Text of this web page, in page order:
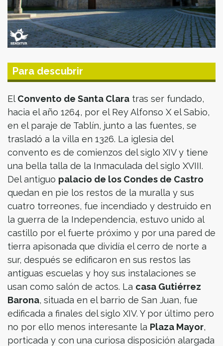
Para descubrir
El Convento de Santa Clara tras ser fundado,
hacia el año 1264, por el Rey Alfonso X el Sabio,
en el paraje de Tablín, junto a las fuentes, se
trasladó a la villa en 1326. La iglesia del
convento es de comienzos del siglo XIV y tiene
una bella talla de la Inmaculada del siglo XVIII.
Del antiguo palacio de los Condes de Castro
quedan en pie los restos de la muralla y sus
cuatro torreones, fue incendiado y destruido en
la guerra de la Independencia, estuvo unido al
castillo por el fuerte próximo y por una pared de
tierra apisonada que dividía el cerro de norte a
sur, después se edificaron en sus restos las
antiguas escuelas y hoy sus instalaciones se
usan como salón de actos. La casa Gutiérrez
Barona, situada en el barrio de San Juan, fue
edificada a finales del siglo XIV. Y por último pero
no por ello menos interesante la Plaza Mayor,
porticada y con una curiosa disposición alargada